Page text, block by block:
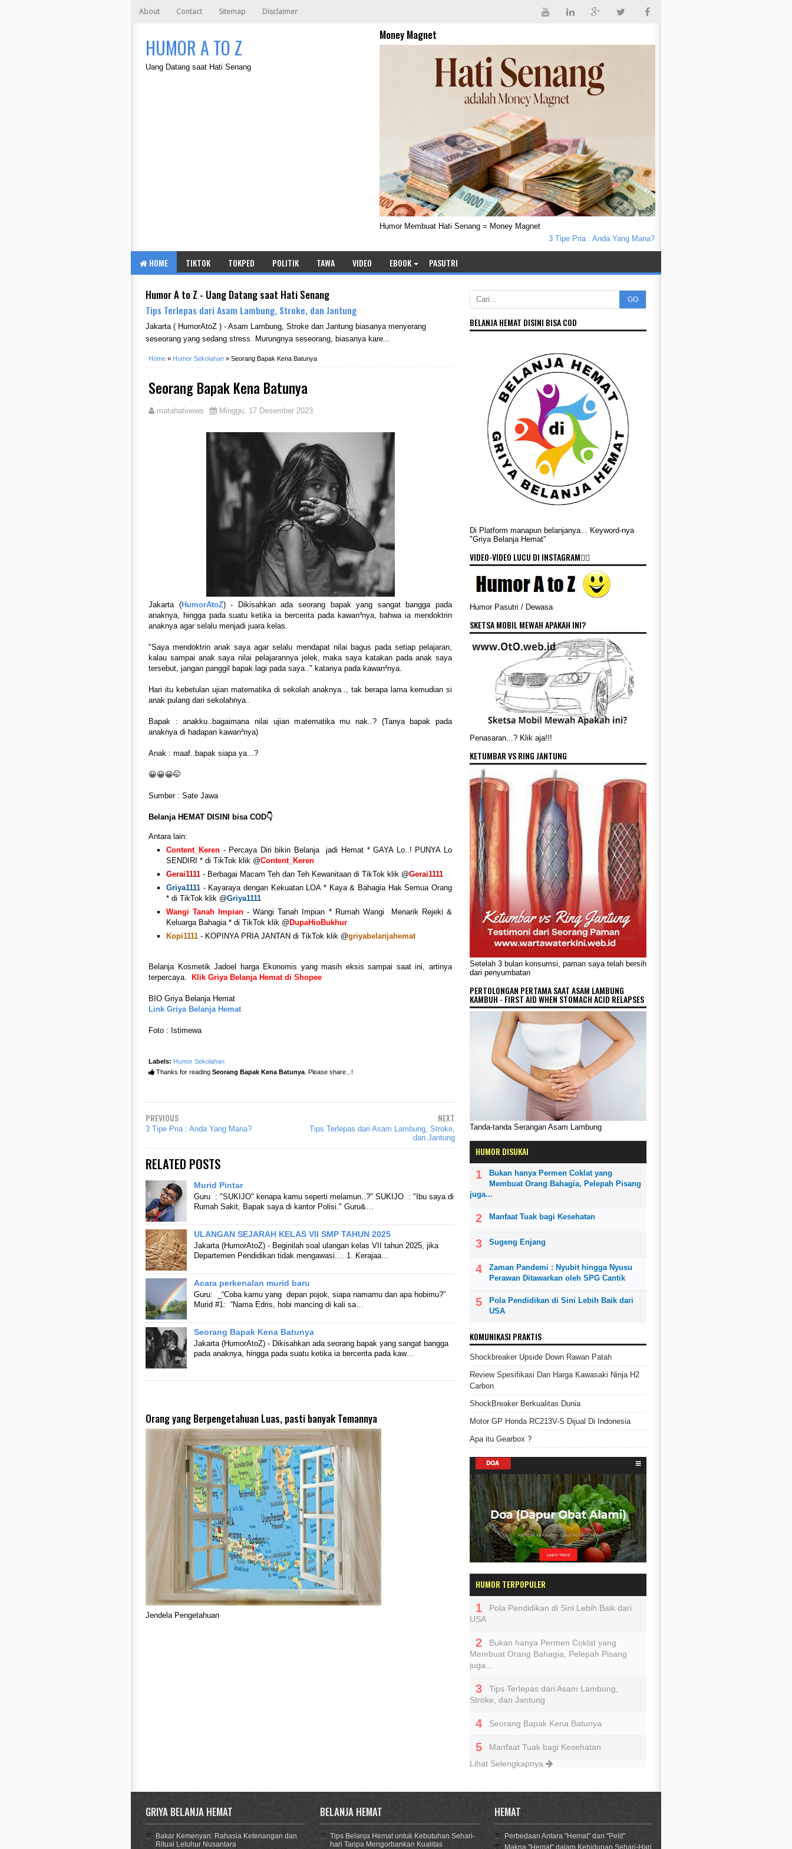
About Contact Sitemap Disclaimer
HUMOR A TO Z
Uang Datang saat Hati Senang
Money Magnet
Humor Membuat Hati Senang = Money Magnet
3 Tipe Pria : Anda Yang Mana?
Seorang Bapak Kena Batunya
HOME TIKTOK TOKPED POLITIK TAWA VIDEO EBOOK PASUTRI
Humor A to Z - Uang Datang saat Hati Senang
Tips Terlepas dari Asam Lambung, Stroke, dan Jantung
Jakarta ( HumorAtoZ ) - Asam Lambung, Stroke dan Jantung biasanya menyerang
seseorang yang sedang stress. Murungnya seseorang, biasanya kare...
Home » Humor Sekolahan » Seorang Bapak Kena Batunya
Seorang Bapak Kena Batunya
matahatinews Minggu, 17 Desember 2023
Jakarta (HumorAtoZ) - Dikisahkan ada seorang bapak yang sangat bangga pada
anaknya, hingga pada suatu ketika ia bercerita pada kawan²nya, bahwa ia mendoktrin
anaknya agar selalu menjadi juara kelas.
"Saya mendoktrin anak saya agar selalu mendapat nilai bagus pada setiap pelajaran,
kalau sampai anak saya nilai pelajarannya jelek, maka saya katakan pada anak saya
tersebut, jangan panggil bapak lagi pada saya.." katanya pada kawan²nya.
Hari itu kebetulan ujian matematika di sekolah anaknya.., tak berapa lama kemudian si
anak pulang dari sekolahnya..
Bapak : anakku..bagaimana nilai ujian matematika mu nak..? (Tanya bapak pada
anaknya di hadapan kawan²nya)
Anak : maaf..bapak siapa ya...?
😀😀😀🤭
Sumber : Sate Jawa
Belanja HEMAT DISINI bisa COD👇
Antara lain:
Content_Keren - Percaya Diri bikin Belanja jadi Hemat * GAYA Lo..! PUNYA Lo
SENDIRI * di TikTok klik @Content_Keren
Gerai1111 - Berbagai Macam Teh dan Teh Kewanitaan di TikTok klik @Gerai1111
Griya1111 - Kayaraya dengan Kekuatan LOA * Kaya & Bahagia Hak Semua Orang
* di TikTok klik @Griya1111
Wangi Tanah Impian - Wangi Tanah Impian * Rumah Wangi Menarik Rejeki &
Keluarga Bahagia * di TikTok klik @ DupaHioBukhur
Kopi1111 - KOPINYA PRIA JANTAN di TikTok klik @griyabelanjahemat
Belanja Kosmetik Jadoel harga Ekonomis yang masih eksis sampai saat ini, artinya
terpercaya.
Klik Griya Belanja Hemat di Shopee
BIO Griya Belanja Hemat
Link Griya Belanja Hemat
Foto : Istimewa
Labels: Humor Sekolahan
Thanks for reading Seorang Bapak Kena Batunya . Please share...!
PREVIOUS
3 Tipe Pria : Anda Yang Mana?
NEXT
Tips Terlepas dari Asam Lambung, Stroke,
dan Jantung
RELATED POSTS
Murid Pintar
Guru : "SUKIJO" kenapa kamu seperti melamun..?" SUKIJO : "Ibu saya di
Rumah Sakit, Bapak saya di kantor Polisi." Guru&…
ULANGAN SEJARAH KELAS VII SMP TAHUN 2025
Jakarta (HumorAtoZ) - Beginilah soal ulangan kelas VII tahun 2025, jika
Departemen Pendidikan tidak mengawasi.... 1. Kerajaa…
Acara perkenalan murid baru
Guru: _“Coba kamu yang depan pojok, siapa namamu dan apa hobimu?”
Murid #1: “Nama Edris, hobi mancing di kali sa…
Seorang Bapak Kena Batunya
Jakarta (HumorAtoZ) - Dikisahkan ada seorang bapak yang sangat bangga
pada anaknya, hingga pada suatu ketika ia bercerita pada kaw…
Orang yang Berpengetahuan Luas, pasti banyak Temannya
Jendela Pengetahuan
GO
BELANJA HEMAT DISINI BISA COD
Di Platform manapun belanjanya... Keyword-nya
"Griya Belanja Hemat"
VIDEO-VIDEO LUCU DI INSTAGRAM👇🏻
Humor Pasutri / Dewasa
SKETSA MOBIL MEWAH APAKAH INI?
Penasaran...? Klik aja!!!
KETUMBAR VS RING JANTUNG
Setelah 3 bulan konsumsi, paman saya telah bersih
dari penyumbatan
PERTOLONGAN PERTAMA SAAT ASAM LAMBUNG
KAMBUH - FIRST AID WHEN STOMACH ACID RELAPSES
Tanda-tanda Serangan Asam Lambung
HUMOR DISUKAI
Bukan hanya Permen Coklat yang
Membuat Orang Bahagia, Pelepah Pisang
juga...
Manfaat Tuak bagi Kesehatan
Sugeng Enjang
Zaman Pandemi : Nyubit hingga Nyusu
Perawan Ditawarkan oleh SPG Cantik
Pola Pendidikan di Sini Lebih Baik dari
USA
KOMUNIKASI PRAKTIS
Shockbreaker Upside Down Rawan Patah
Review Spesifikasi Dan Harga Kawasaki Ninja H2
Carbon
ShockBreaker Berkualitas Dunia
Motor GP Honda RC213V-S Dijual Di Indonesia
Apa itu Gearbox ?
HUMOR TERPOPULER
Pola Pendidikan di Sini Lebih Baik dari
USA
Bukan hanya Permen Coklat yang
Membuat Orang Bahagia, Pelepah Pisang
juga...
Tips Terlepas dari Asam Lambung,
Stroke, dan Jantung
Seorang Bapak Kena Batunya
Manfaat Tuak bagi Kesehatan
Lihat Selengkapnya
GRIYA BELANJA HEMAT
Bakar Kemenyan: Rahasia Ketenangan dan
Ritual Leluhur Nusantara
BELANJA HEMAT
Tips Belanja Hemat untuk Kebutuhan Sehari-
hari Tanpa Mengorbankan Kualitas
HEMAT
Perbedaan Antara "Hemat" dan "Pelit"
Makna "Hemat" dalam Kehidupan Sehari-Hari